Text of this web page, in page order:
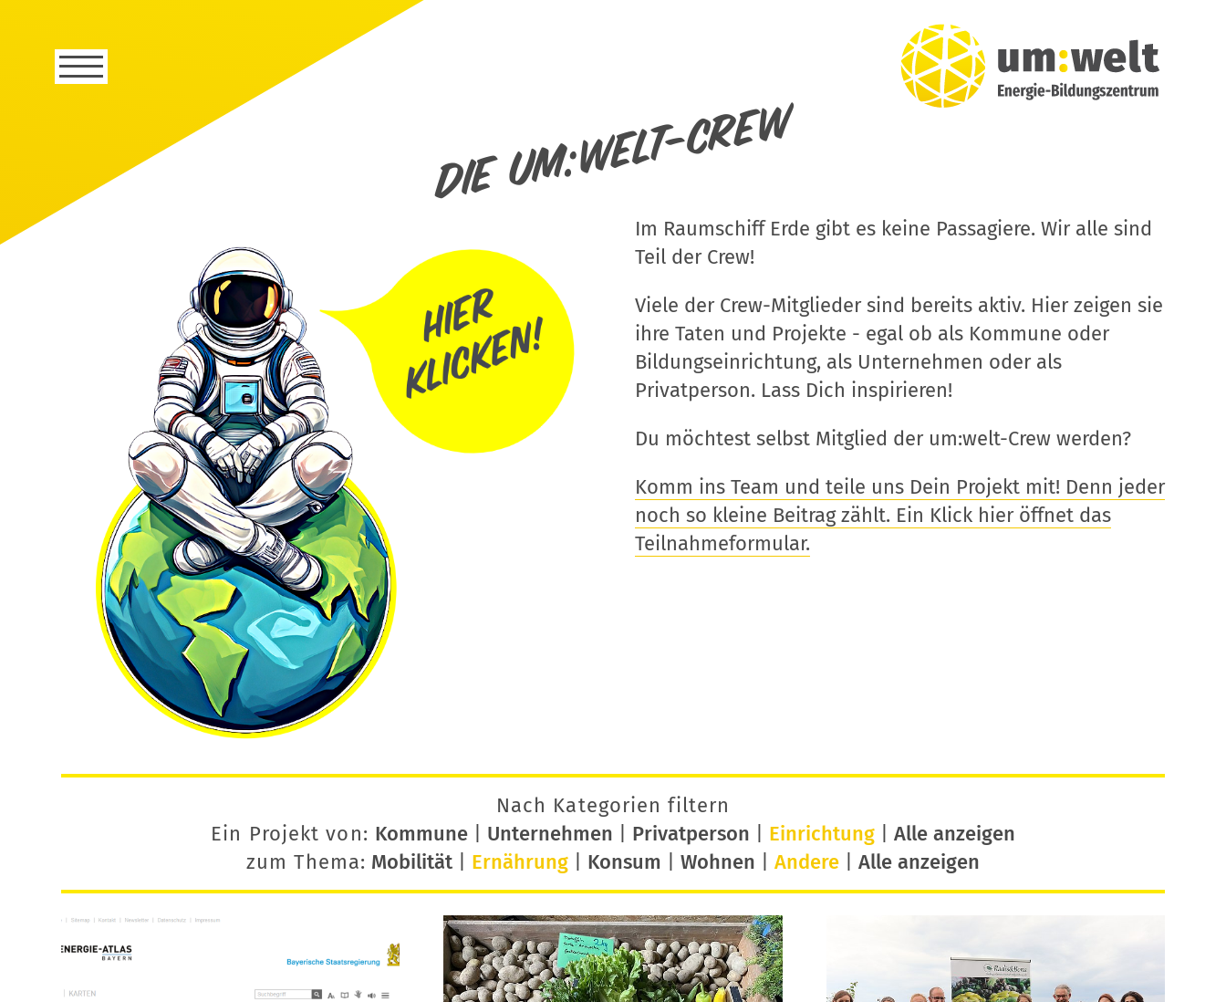
Die um:welt-Crew
Im Raumschiff Erde gibt es keine Passagiere. Wir alle sind
Teil der Crew!
Viele der Crew-Mitglieder sind bereits aktiv. Hier zeigen sie
ihre Taten und Projekte - egal ob als Kommune oder
Bildungseinrichtung, als Unternehmen oder als
Privatperson. Lass Dich inspirieren!
Du möchtest selbst Mitglied der um:welt-Crew werden?
Komm ins Team und teile uns Dein Projekt mit! Denn jeder
noch so kleine Beitrag zählt. Ein Klick hier öffnet das
Teilnahmeformular.
Nach Kategorien filtern
Ein Projekt von: Kommune| Unternehmen Privatperson Einrichtung| Alle anzeigen
zum Thema: Mobilität Ernährung Konsum Wohnen Andere Alle anzeigen